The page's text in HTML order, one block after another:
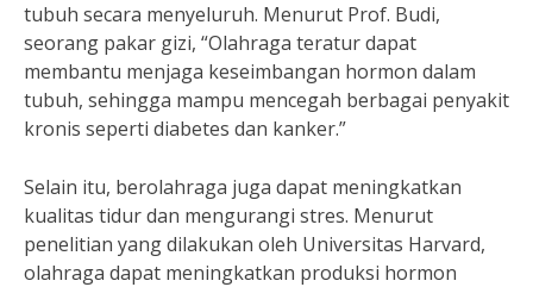
tubuh secara menyeluruh. Menurut Prof. Budi,
seorang pakar gizi, “Olahraga teratur dapat
membantu menjaga keseimbangan hormon dalam
tubuh, sehingga mampu mencegah berbagai penyakit
kronis seperti diabetes dan kanker.”
Selain itu, berolahraga juga dapat meningkatkan
kualitas tidur dan mengurangi stres. Menurut
penelitian yang dilakukan oleh Universitas Harvard,
olahraga dapat meningkatkan produksi hormon